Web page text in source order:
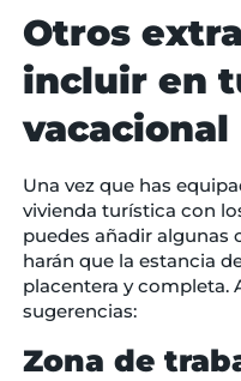
Otros
incluir en
vacacional
Una vez que has
vivienda turística con
puedes añadir algunas
harán que la estancia
placentera y completa.
sugerencias:
Zona de